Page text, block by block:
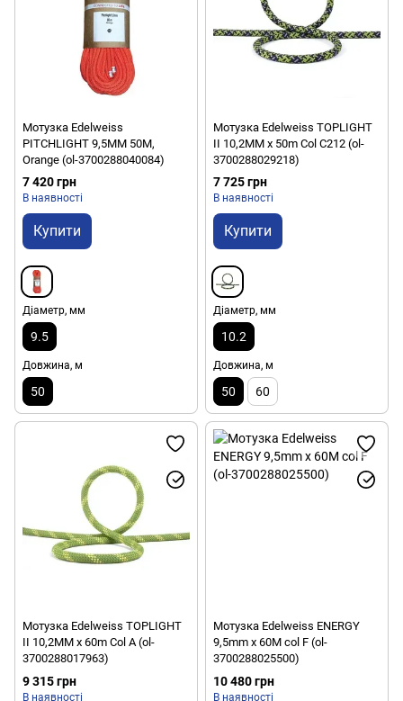
Мотузка Edelweiss
PITCHLIGHT 9,5MM 50M,
Orange (ol-3700288040084)
7 420 грн
В наявності
Купити
Діаметр, мм
9.5
Довжина, м
50
Мотузка Edelweiss TOPLIGHT
II 10,2MM x 50m Col C212 (ol-
3700288029218)
7 725 грн
В наявності
Купити
Діаметр, мм
10.2
Довжина, м
50 60
Мотузка Edelweiss TOPLIGHT
II 10,2MM x 60m Col A (ol-
3700288017963)
9 315 грн
В наявності
Мотузка Edelweiss ENERGY
9,5mm x 60M col F (ol-
3700288025500)
10 480 грн
В наявності